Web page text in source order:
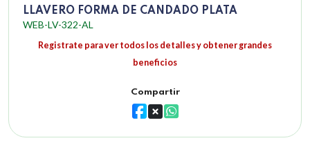
LLAVERO FORMA DE CANDADO PLATA
WEB-LV-322-AL
Registrate para ver todos los detalles y obtener grandes
beneficios
Compartir